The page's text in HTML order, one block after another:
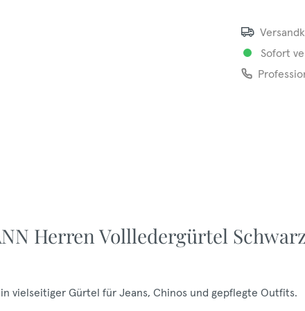
Sofort
Herren Vollledergürtel
vielseitiger Gürtel für Jeans, Chinos und gepflegte Outfits.